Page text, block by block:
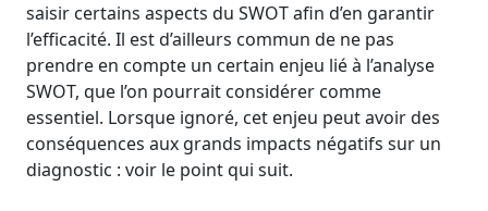
saisir certains aspects du SWOT afin d’en garantir
l’efficacité. Il est d’ailleurs commun de ne pas
prendre en compte un certain enjeu lié à l’analyse
SWOT, que l’on pourrait considérer comme
essentiel. Lorsque ignoré, cet enjeu peut avoir des
conséquences aux grands impacts négatifs sur un
diagnostic : voir le point qui suit.